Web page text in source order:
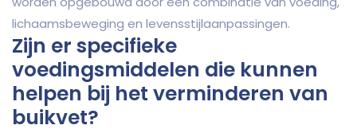
lichaamsbeweging en levensstijlaanpassingen.
Zijn er specifieke
voedingsmiddelen die kunnen
helpen bij het verminderen van
buikvet?